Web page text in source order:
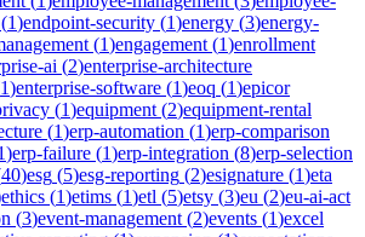
(1)endpoint-security (1)energy (3)energy-
(1)engagement (1)enrollment
ai (2)enterprise-architecture
1)enterprise-software (1)eoq (1)epicor
(1)equipment (2)equipment-rental
(1)erp-automation (1)erp-comparison
)erp-failure (1)erp-integration (8)erp-selection
40)esg (5)esg-reporting (2)esignature (1)eta
ethics (1)etims (1)etl (5)etsy (3)eu (2)eu-ai-act
(3)event-management (2)events (1)excel